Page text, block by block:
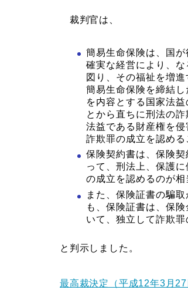
裁判官は、
簡易生命保険は、国
確実な経営により、
図り、その福祉を増
簡易生命保険を締結
を内容とする国家法
とから直ちに刑法の
法益である財産権を
詐欺罪の成立を認め
保険契約書は、保険
って、刑法上、保護に
の成立を認めるのが相
また、保険証書の騙
も、保険証書は、保
いて、独立して詐欺
と判示しました。
最高裁決定（平成12年3月27